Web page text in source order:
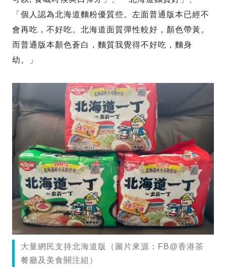
「個人認為北海道麵粉優質些。左面普通版本已經不
會再吃，不好吃。北海道面質彈性較好，顏色帶黃。
而普通版本顏色蒼白，麵質我覺得不好吃，麵身
幼。」
大量網民支持北海道版（圖片來源：FB@香港茶
餐廳及美食關注組）